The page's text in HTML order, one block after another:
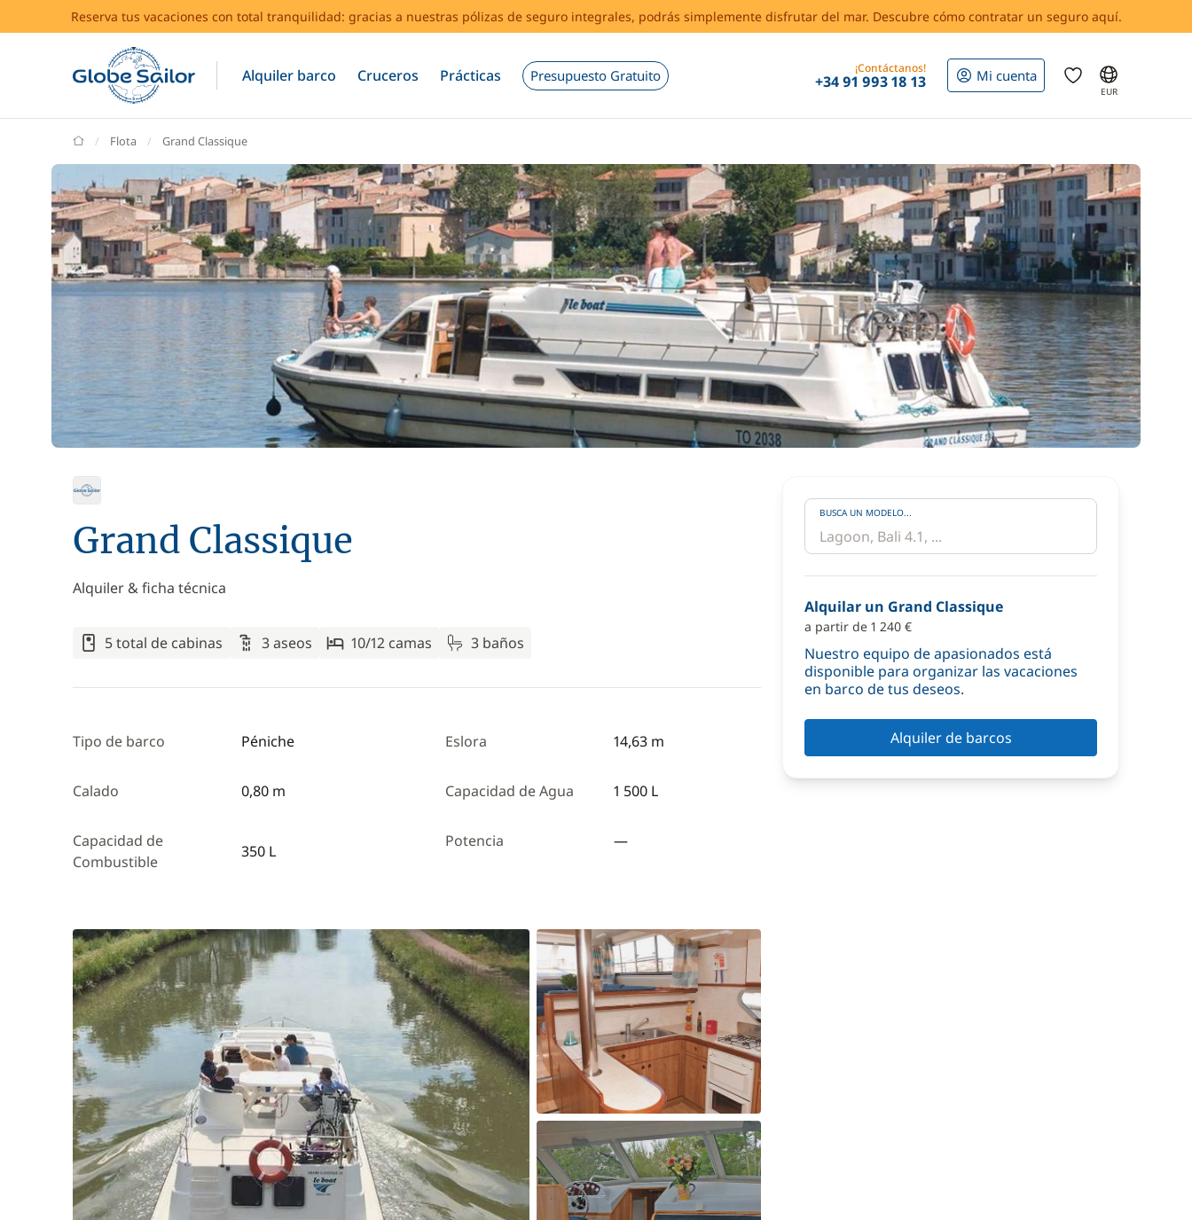
Reserva tus vacaciones con total tranquilidad: gracias a nuestras pólizas de seguro integrales, podrás simplemente disfrutar del mar. Descubre cómo contratar un seguro aquí.
Alquiler barco Cruceros Prácticas Presupuesto Gratuito ¡Contáctanos!
+34 91 993 18 13 Mi cuenta
EUR
GlobeSailor
Flota Grand Classique
Grand Classique
Alquiler & ficha técnica
5 total de cabinas 3 aseos 10/12 camas 3 baños
Tipo de barco Péniche Eslora 14,63 m
Calado 0,80 m Capacidad de Agua 1 500 L
Capacidad de
Combustible
350 L
Potencia —
BUSCA UN MODELO...
Alquilar un Grand Classique
a partir de 1 240 €
Nuestro equipo de apasionados está
disponible para organizar las vacaciones
en barco de tus deseos.
Alquiler de barcos